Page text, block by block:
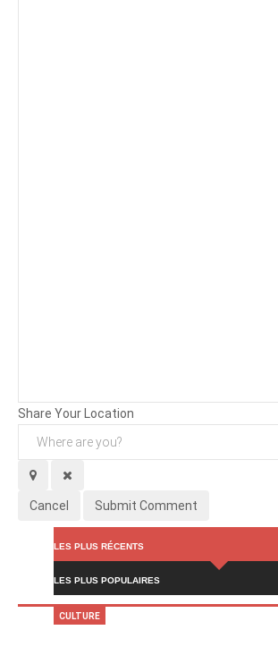
Share Your Location
Cancel Submit Comment
LES PLUS RÉCENTS
LES PLUS POPULAIRES
CULTURE